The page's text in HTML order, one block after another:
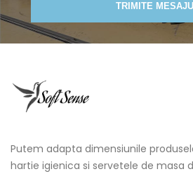
TRIMITE
Putem adapta dimensiunile
hartie igienica si servetele de masa